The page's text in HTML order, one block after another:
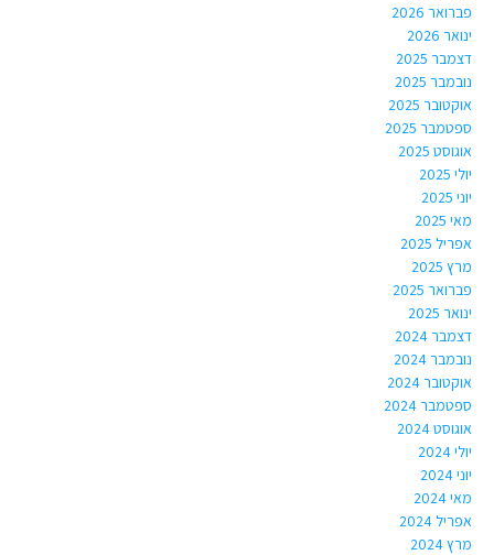
פברואר 2026
ינואר 2026
דצמבר 2025
נובמבר 2025
אוקטובר 2025
ספטמבר 2025
אוגוסט 2025
יולי 2025
יוני 2025
מאי 2025
אפריל 2025
מרץ 2025
פברואר 2025
ינואר 2025
דצמבר 2024
נובמבר 2024
אוקטובר 2024
ספטמבר 2024
אוגוסט 2024
יולי 2024
יוני 2024
מאי 2024
אפריל 2024
מרץ 2024